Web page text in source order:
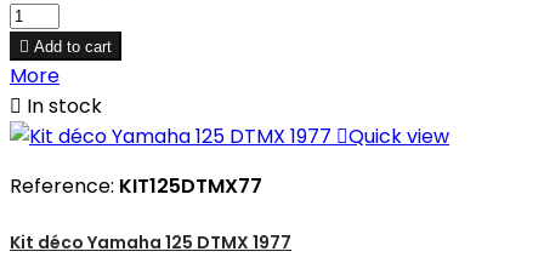
 Add to cart
More
 In stock
Quick view
Reference: KIT125DTMX77
Kit déco Yamaha 125 DTMX 1977